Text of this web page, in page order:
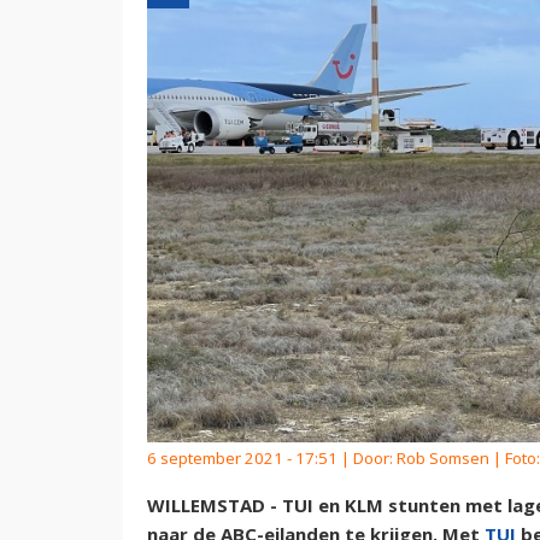
6 september 2021 - 17:51 | Door: Rob Somsen |
WILLEMSTAD - TUI en KLM stunten met
naar de ABC-eilanden te krijgen. Met TUI